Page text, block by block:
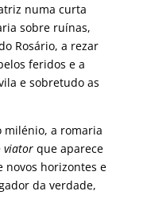
numa curta
sobre ruínas,
Rosário, a rezar
feridos e a
e sobretudo as
milénio, a romaria
viatorque aparece
novos horizontes e
da verdade,